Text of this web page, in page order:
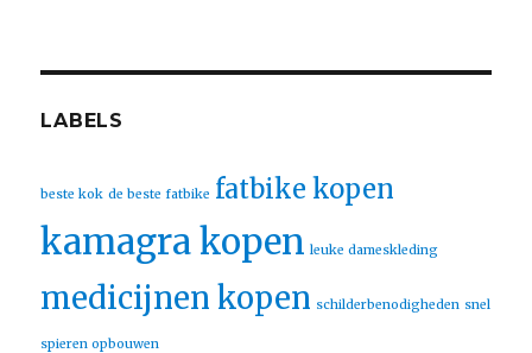
LABELS
beste kok de beste fatbike fatbike kopen
kamagra kopen leuke dameskleding
medicijnen kopen schilderbenodigheden snel
spieren opbouwen